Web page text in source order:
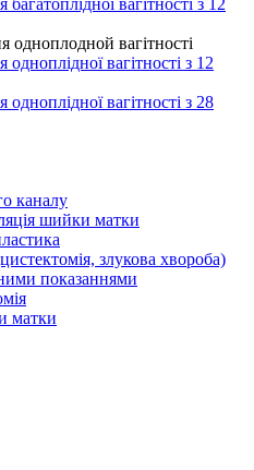
вагітності з 12
вагітності
вагітності з 12
вагітності з 28
каналу
шийки матки
злукова хвороба)
показаннями
матки